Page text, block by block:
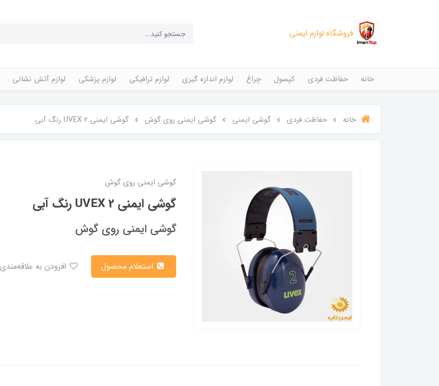
فروشگاه لوازم ایمنی
خانه حفاظت فردی کپسول چراغ لوازم اندازه گیری لوازم ترافیکی لوازم پزشکی لوازم آتش نشانی
خانه حفاظت فردی گوشی ایمنی گوشی ایمنی روی گوش گوشی ایمنی 2 UVEX رنگ آبی
گوشی ایمنی روی گوش
گوشی ایمنی 2 UVEX رنگ آبی
گوشی ایمنی روی گوش